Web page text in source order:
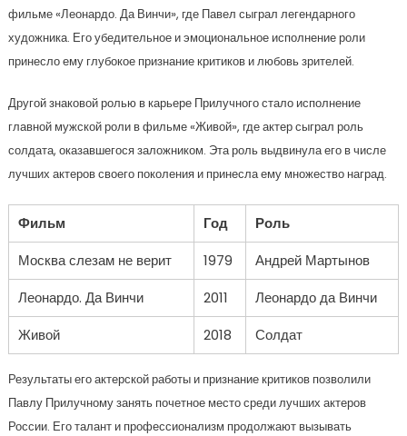
фильме «Леонардо. Да Винчи», где Павел сыграл легендарного
художника. Его убедительное и эмоциональное исполнение роли
принесло ему глубокое признание критиков и любовь зрителей.
Другой знаковой ролью в карьере Прилучного стало исполнение
главной мужской роли в фильме «Живой», где актер сыграл роль
солдата, оказавшегося заложником. Эта роль выдвинула его в числе
лучших актеров своего поколения и принесла ему множество наград.
Фильм Год
Роль
Москва слезам не верит
1979
Андрей Мартынов
Леонардо. Да Винчи
2011
Леонардо да Винчи
Живой
2018 Солдат
Результаты его актерской работы и признание критиков позволили
Павлу Прилучному занять почетное место среди лучших актеров
России. Его талант и профессионализм продолжают вызывать